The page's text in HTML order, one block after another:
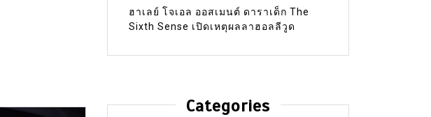
ฮาเลย์ โจเอล ออสเมนต์ ดาราเด็ก The
Sixth Sense เปิดเหตุผลลาฮอลลีวูด
Categories